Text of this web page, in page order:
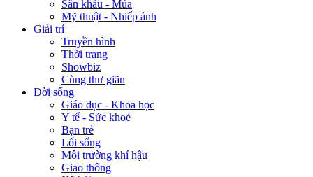
Sân khấu - Múa
Mỹ thuật - Nhiếp ảnh
Giải trí
Truyền hình
Thời trang
Showbiz
Cùng thư giãn
Đời sống
Giáo dục - Khoa học
Y tế - Sức khoẻ
Bạn trẻ
Lối sống
Môi trường khí hậu
Giao thông